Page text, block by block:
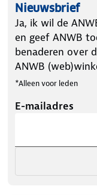
Nieuwsbrief
Ja, ik wil de
en geef ANWB
benaderen over
ANWB
*Alleen voor leden
E-mailadres